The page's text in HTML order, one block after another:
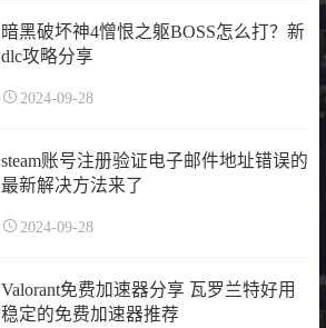
暗黑破坏神4憎恨之躯BOSS怎么打？新
dlc攻略分享
2024-09-28
steam账号注册验证电子邮件地址错误的
最新解决方法来了
2024-09-28
Valorant免费加速器分享 瓦罗兰特好用
稳定的免费加速器推荐